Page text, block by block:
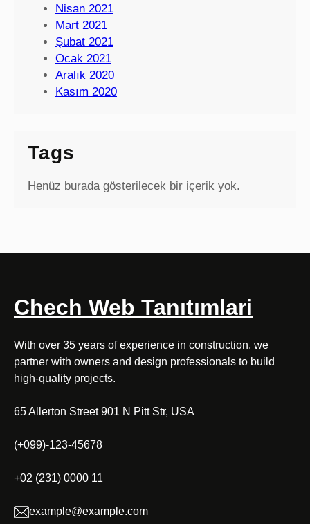
Nisan 2021
Mart 2021
Şubat 2021
Ocak 2021
Aralık 2020
Kasım 2020
Tags
Henüz burada gösterilecek bir içerik yok.
Chech Web Tanıtımlari
With over 35 years of experience in construction, we
partner with owners and design professionals to build
high-quality projects.
65 Allerton Street 901 N Pitt Str, USA
(+099)-123-45678
+02 (231) 0000 11
example@example.com